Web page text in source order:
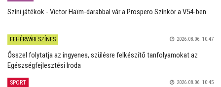
Színi játékok - Victor Haïm-darabbal vár a Prospero Színkör a V54-ben
FEHÉRVÁRI SZÍNES 2026.08.06. 10:47
Ősszel folytatja az ingyenes, szülésre felkészítő tanfolyamokat az
Egészségfejlesztési Iroda
SPORT 2026.08.06. 10:45